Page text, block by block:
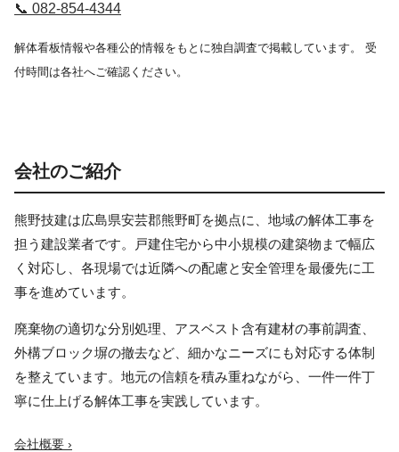
📞 082-854-4344
解体看板情報や各種公的情報をもとに独自調査で掲載しています。 受
付時間は各社へご確認ください。
会社のご紹介
熊野技建は広島県安芸郡熊野町を拠点に、地域の解体工事を
担う建設業者です。戸建住宅から中小規模の建築物まで幅広
く対応し、各現場では近隣への配慮と安全管理を最優先に工
事を進めています。
廃棄物の適切な分別処理、アスベスト含有建材の事前調査、
外構ブロック塀の撤去など、細かなニーズにも対応する体制
を整えています。地元の信頼を積み重ねながら、一件一件丁
寧に仕上げる解体工事を実践しています。
会社概要 ›